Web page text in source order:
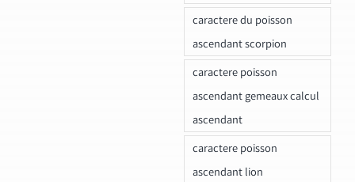
caractere du poisson
ascendant scorpion
caractere poisson
ascendant gemeaux calcul
ascendant
caractere poisson
ascendant lion